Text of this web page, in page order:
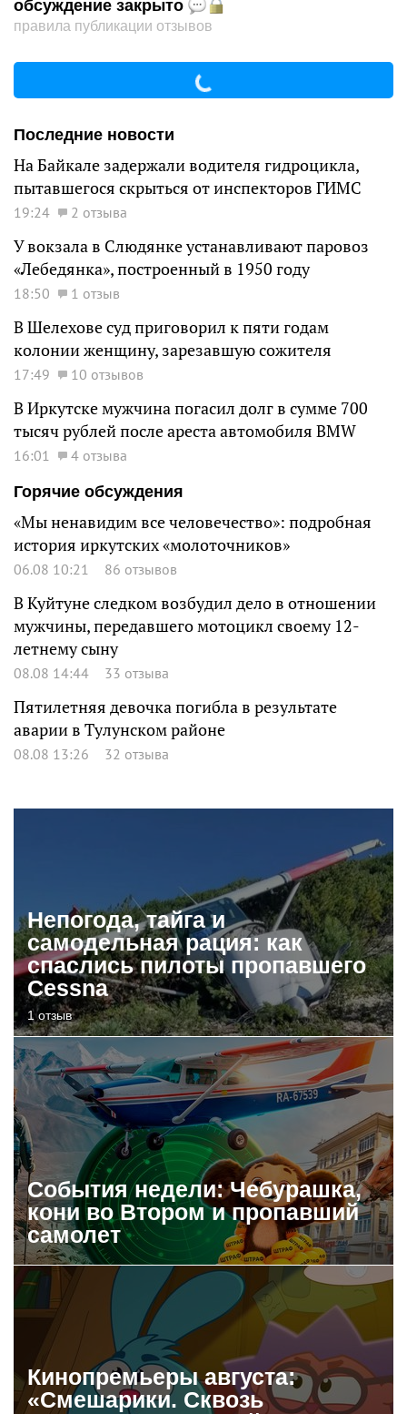
обсуждение закрыто
правила публикации отзывов
Последние новости
На Байкале задержали водителя гидроцикла,
пытавшегося скрыться от инспекторов ГИМС
19:24 2 отзыва
У вокзала в Слюдянке устанавливают паровоз
«Лебедянка», построенный в 1950 году
18:50 1 отзыв
В Шелехове суд приговорил к пяти годам
колонии женщину, зарезавшую сожителя
17:49 10 отзывов
В Иркутске мужчина погасил долг в сумме 700
тысяч рублей после ареста автомобиля BMW
16:01
4 отзыва
Горячие обсуждения
«Мы ненавидим все человечество»: подробная
история иркутских «молоточников»
06.08 10:21 86 отзывов
В Куйтуне следком возбудил дело в отношении
мужчины, передавшего мотоцикл своему 12-
летнему сыну
08.08 14:44 33 отзыва
Пятилетняя девочка погибла в результате
аварии в Тулунском районе
08.08 13:26 32 отзыва
Непогода, тайга и
самодельная рация: как
спаслись пилоты пропавшего
Cessna
1 отзыв
События недели: Чебурашка,
кони во Втором и пропавший
самолет
Кинопремьеры августа:
«Смешарики. Сквозь